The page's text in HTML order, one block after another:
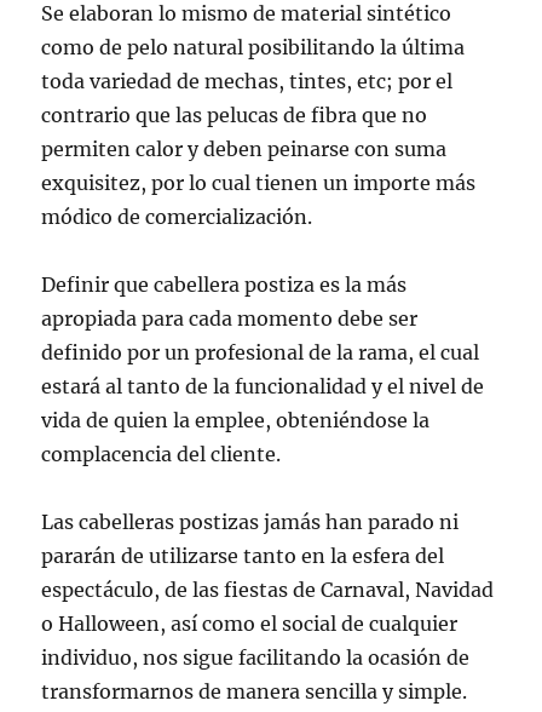
Se elaboran lo mismo de material sintético
como de pelo natural posibilitando la última
toda variedad de mechas, tintes, etc; por el
contrario que las pelucas de fibra que no
permiten calor y deben peinarse con suma
exquisitez, por lo cual tienen un importe más
módico de comercialización.
Definir que cabellera postiza es la más
apropiada para cada momento debe ser
definido por un profesional de la rama, el cual
estará al tanto de la funcionalidad y el nivel de
vida de quien la emplee, obteniéndose la
complacencia del cliente.
Las cabelleras postizas jamás han parado ni
pararán de utilizarse tanto en la esfera del
espectáculo, de las fiestas de Carnaval, Navidad
o Halloween, así como el social de cualquier
individuo, nos sigue facilitando la ocasión de
transformarnos de manera sencilla y simple.